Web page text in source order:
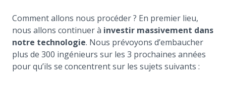
Comment allons nous procéder ? En premier lieu,
nous allons continuer à investir massivement dans
notre technologie. Nous prévoyons d’embaucher
plus de 300 ingénieurs sur les 3 prochaines années
pour qu’ils se concentrent sur les sujets suivants :